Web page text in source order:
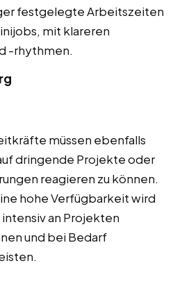
festgelegte Arbeitszeiten
mit klareren
-rhythmen.
müssen ebenfalls
dringende Projekte oder
reagieren zu können.
hohe Verfügbarkeit wird
an Projekten
und bei Bedarf